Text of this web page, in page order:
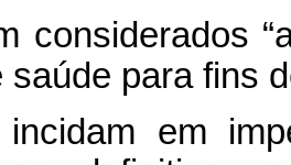
considerados
saúde para fins
em